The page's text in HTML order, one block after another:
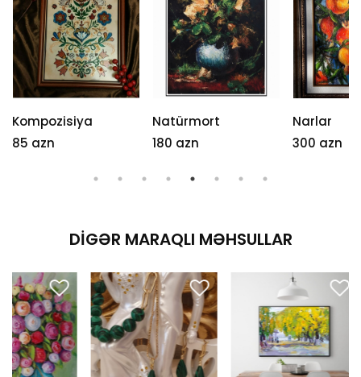
Kompozisiya
85 azn
Natürmort
180 azn
Narlar
300 azn
DIGƏR MARAQLI MƏHSULLAR